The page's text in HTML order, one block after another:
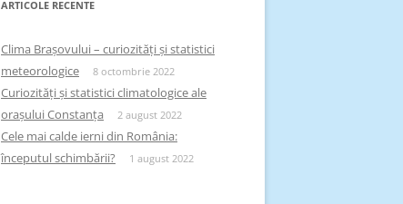
ARTICOLE RECENTE
Clima Brașovului – curiozități și statistici
meteorologice
8 octombrie 2022
Curiozități și statistici climatologice ale
orașului Constanța
2 august 2022
Cele mai calde ierni din România:
începutul schimbării?
1 august 2022